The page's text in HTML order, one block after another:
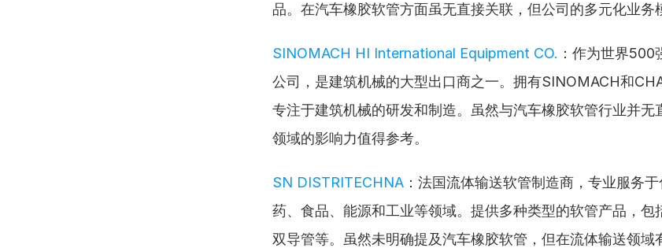
品。在汽车橡胶软管方面虽无直接关联，但公司的多元化业务
SINOMACH HI International Equipment CO. ：作为世界500
公司，是建筑机械的大型出口商之一。拥有SINOMACH和
专注于建筑机械的研发和制造。虽然与汽车橡胶软管行业并无
领域的影响力值得参考。
SN DISTRITECHNA ：法国流体输送软管制造商，专业服务
药、食品、能源和工业等领域。提供多种类型的软管产品，包
双导管等。虽然未明确提及汽车橡胶软管，但在流体输送领域